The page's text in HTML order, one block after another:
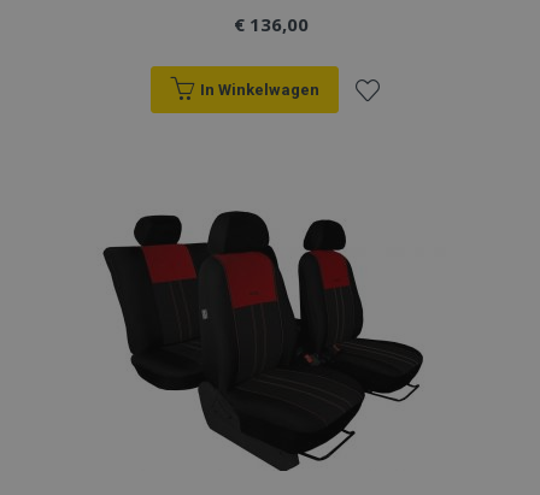
€ 136,00
In Winkelwagen
verlanglijst